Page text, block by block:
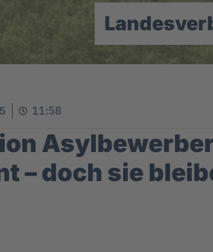
11:58
– doch sie